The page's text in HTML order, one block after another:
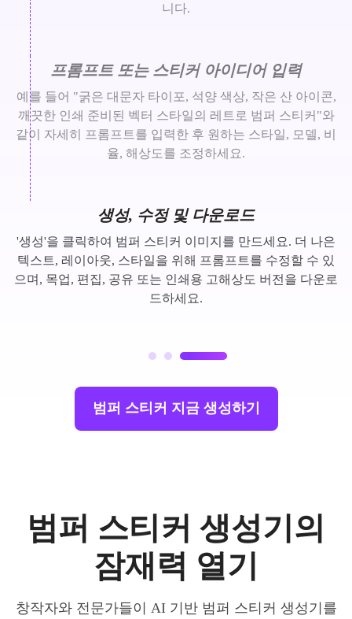
니다.
프롬프트 또는 스티커 아이디어 입력
예를 들어 "굵은 대문자 타이포, 석양 색상, 작은 산 아이콘,
깨끗한 인쇄 준비된 벡터 스타일의 레트로 범퍼 스티커"와
같이 자세히 프롬프트를 입력한 후 원하는 스타일, 모델, 비
율, 해상도를 조정하세요.
생성, 수정 및 다운로드
'생성'을 클릭하여 범퍼 스티커 이미지를 만드세요. 더 나은
텍스트, 레이아웃, 스타일을 위해 프롬프트를 수정할 수 있
으며, 목업, 편집, 공유 또는 인쇄용 고해상도 버전을 다운로
드하세요.
범퍼 스티커 지금 생성하기
범퍼 스티커 생성기의
잠재력 열기
창작자와 전문가들이 AI 기반 범퍼 스티커 생성기를